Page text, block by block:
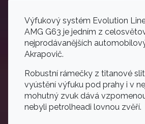
Výfukový systém Evolution
AMG G63 je jedním z
nejprodávanějších
Akrapovič.
Robustní rámečky z titanové
vyústění výfuku pod prahy i v
mohutný zvuk dává
nebyli petrolheadi lovnou zvěří.